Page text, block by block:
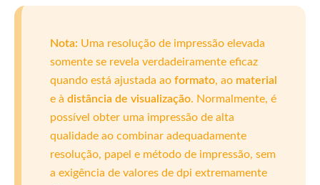
Nota: Uma resolução de impressão elevada
somente se revela verdadeiramente eficaz
quando está ajustada ao formato, ao material
e à distância de visualização. Normalmente, é
possível obter uma impressão de alta
qualidade ao combinar adequadamente
resolução, papel e método de impressão, sem
a exigência de valores de dpi extremamente